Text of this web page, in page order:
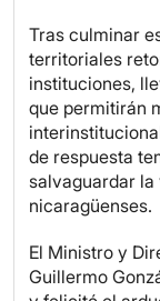
Tras culminar
territoriales
instituciones,
que permitirán
de respuesta
salvaguardar
nicaragüenses.
El Ministro y
Guillermo